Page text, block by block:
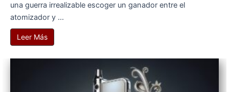
una guerra irrealizable escoger un ganador entre el
atomizador y ...
Leer Más